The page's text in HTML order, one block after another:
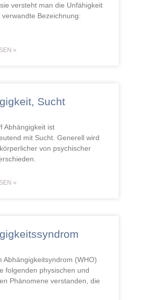
versteht man die Unfähigkeit
Bezeichnung:
»
Sucht
Abhängigkeit ist
mit Sucht. Generell wird
von psychischer
»
Abhängigkeitsyndrom (WHO)
folgenden physischen und
Phänomene verstanden, die